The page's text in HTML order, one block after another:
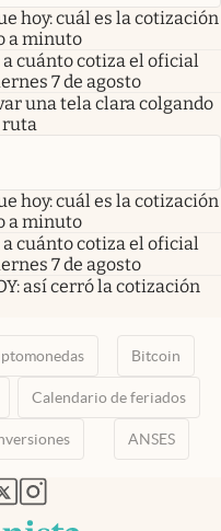
hoy: cuál es la cotización
a minuto
a cuánto cotiza el oficial
7 de agosto
una tela clara colgando
ruta
hoy: cuál es la cotización
a minuto
a cuánto cotiza el oficial
7 de agosto
así cerró la cotización
Bitcoin
Calendario de feriados
ANSES
pestaña
nueva pestaña
en nueva pestaña
abre en nueva pestaña
abre en nueva pestaña